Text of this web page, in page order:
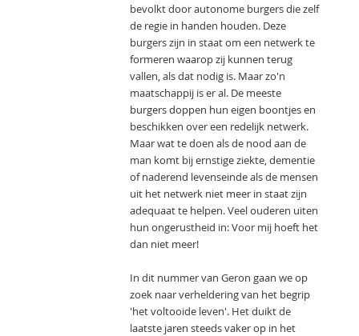
bevolkt door autonome burgers die zelf
de regie in handen houden. Deze
burgers zijn in staat om een netwerk te
formeren waarop zij kunnen terug
vallen, als dat nodig is. Maar zo'n
maatschappij is er al. De meeste
burgers doppen hun eigen boontjes en
beschikken over een redelijk netwerk.
Maar wat te doen als de nood aan de
man komt bij ernstige ziekte, dementie
of naderend levenseinde als de mensen
uit het netwerk niet meer in staat zijn
adequaat te helpen. Veel ouderen uiten
hun ongerustheid in: Voor mij hoeft het
dan niet meer!
In dit nummer van Geron gaan we op
zoek naar verheldering van het begrip
'het voltooide leven'. Het duikt de
laatste jaren steeds vaker op in het